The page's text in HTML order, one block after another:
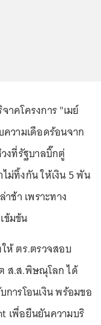
คโครงการ "เมย์
วามเดือดร้อนจาก
งที่รัฐบาลบิ๊กตู่
ม่ทิ้งกัน ให้เงิน 5 พัน
ช้า เพราะทาง
ข้มข้น
ห้ ตร.ตรวจสอบ
ส.ส.พิษณุโลก ได้
ารโอนเงิน พร้อมขอ
เพื่อยืนยันความบริ